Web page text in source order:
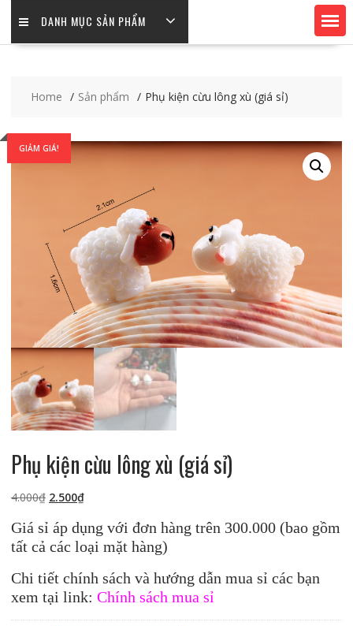
DANH MỤC SẢN PHẨM
Home Sản phẩm Phụ kiện cừu lông xù (giá sỉ)
GIẢM GIÁ!
Phụ kiện cừu lông xù (giá sỉ)
4.000₫ Giá
là:
4.000₫.
2.500₫Giá
tại
là:
Giá sỉ áp dụng với đơn hàng trên 300.000 (bao gồm
tất cả các loại mặt hàng)
Chi tiết chính sách và hướng dẫn mua sỉ các bạn
xem tại link: Chính sách mua sỉ